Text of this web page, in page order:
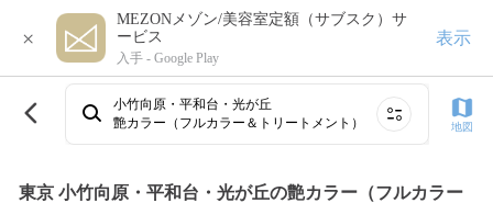
×
MEZONメゾン/美容室定額（サブスク）サ
ービス
入手 - Google Play
表示
小竹向原・平和台・光が丘
艶カラー（フルカラー＆トリートメント）
地図
東京 小竹向原・平和台・光が丘の艶カラー（フルカラー